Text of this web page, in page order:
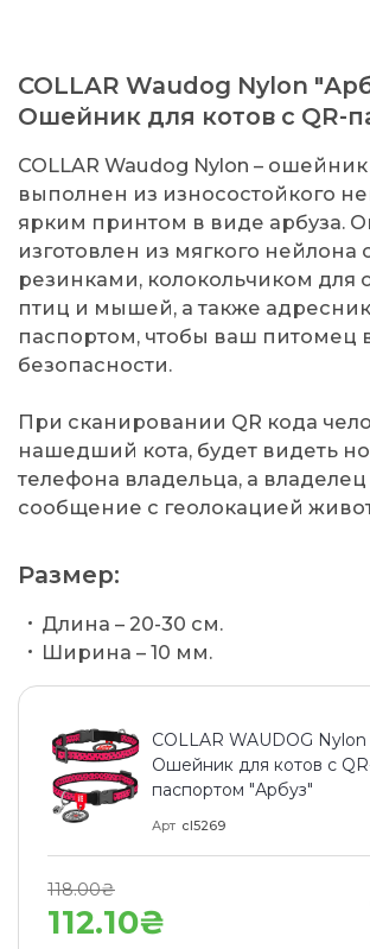
COLLAR Waudog Nylon
Ошейник для котов с QR-
COLLAR Waudog Nylon –
выполнен из износостойкого
ярким принтом в виде арбуза.
изготовлен из мягкого нейлона
резинками, колокольчиком для
птиц и мышей, а также
паспортом, чтобы ваш питомец
безопасности.
При сканировании QR кода
нашедший кота, будет видеть
телефона владельца, а владелец
сообщение с геолокацией
Размер:
Длина – 20-30 см.
Ширина – 10 мм.
COLLAR WAUDOG Nylon
Ошейник для котов с
паспортом "Арбуз"
Арт cl5269
112.10₴
118.00₴